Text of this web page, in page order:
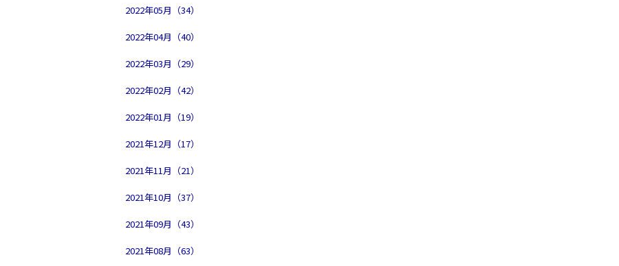
2022年05月（34）
2022年04月（40）
2022年03月（29）
2022年02月（42）
2022年01月（19）
2021年12月（17）
2021年11月（21）
2021年10月（37）
2021年09月（43）
2021年08月（63）